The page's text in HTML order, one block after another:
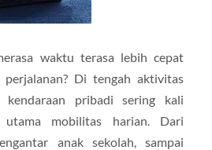
waktu terasa lebih cepat
perjalanan? Di tengah aktivitas
pribadi sering kali
utama mobilitas harian. Dari
anak sekolah, sampai